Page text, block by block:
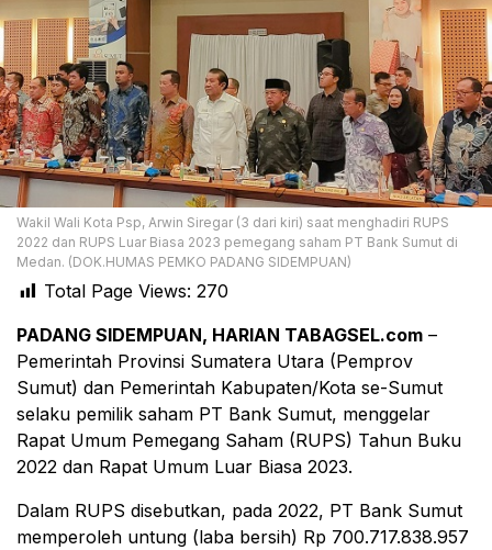
Wakil Wali Kota Psp, Arwin Siregar (3 dari kiri) saat menghadiri RUPS
2022 dan RUPS Luar Biasa 2023 pemegang saham PT Bank Sumut di
Medan. (DOK.HUMAS PEMKO PADANG SIDEMPUAN)
Total Page Views: 270
PADANG SIDEMPUAN, HARIAN TABAGSEL.com –
Pemerintah Provinsi Sumatera Utara (Pemprov
Sumut) dan Pemerintah Kabupaten/Kota se-Sumut
selaku pemilik saham PT Bank Sumut, menggelar
Rapat Umum Pemegang Saham (RUPS) Tahun Buku
2022 dan Rapat Umum Luar Biasa 2023.
Dalam RUPS disebutkan, pada 2022, PT Bank Sumut
memperoleh untung (laba bersih) Rp 700.717.838.957